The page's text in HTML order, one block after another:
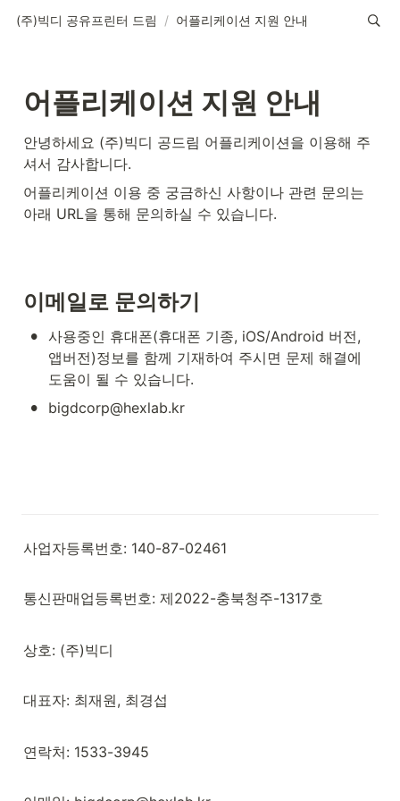
(주)빅디 공유프린터 드림 / 어플리케이션 지원 안내
어플리케이션 지원 안내
안녕하세요 (주)빅디 공드림 어플리케이션을 이용해 주
셔서 감사합니다.
어플리케이션 이용 중 궁금하신 사항이나 관련 문의는
아래 URL을 통해 문의하실 수 있습니다.
이메일로 문의하기
• 사용중인 휴대폰(휴대폰 기종, iOS/Android 버전,
앱버전)정보를 함께 기재하여 주시면 문제 해결에
도움이 될 수 있습니다.
• bigdcorp@hexlab.kr
사업자등록번호: 140-87-02461
통신판매업등록번호: 제2022-충북청주-1317호
상호: (주)빅디
대표자: 최재원, 최경섭
연락처: 1533-3945